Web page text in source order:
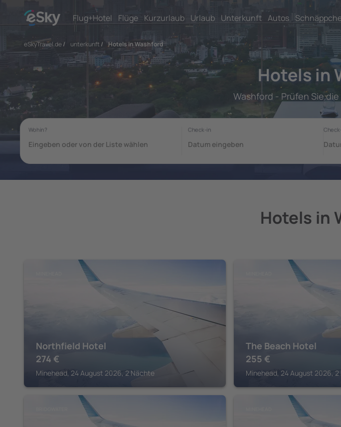
Flug+Hotel Flüge Kurzurlaub Urlaub Unterkunft Autos
eSkyTravel.de/ unterkunft / Hotels in Washford
Hotels in
Washford - Prüfen Sie
Hotels in
Northfield Hotel
274 €
Minehead, 24 August 2026, 2 Nächte
The Beach Hotel
255 €
Minehead, 24 August 2026,